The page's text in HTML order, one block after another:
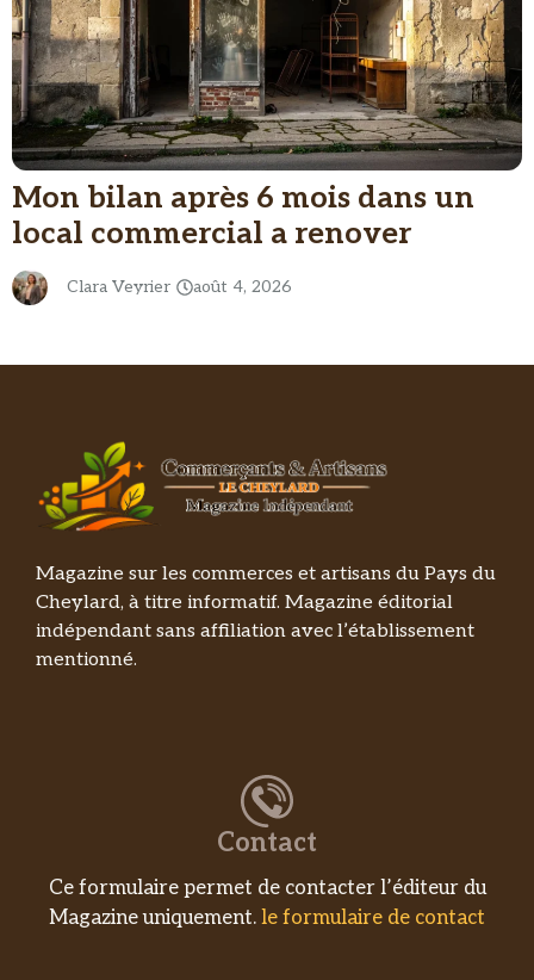
Mon bilan après 6 mois dans un
local commercial a renover
Clara Veyrier août 4, 2026
Magazine sur les commerces et artisans du Pays du
Cheylard, à titre informatif. Magazine éditorial
indépendant sans affiliation avec l’établissement
mentionné.
Contact
Ce formulaire permet de contacter l’éditeur du
Magazine uniquement. le formulaire de contact